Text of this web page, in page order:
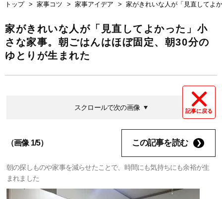
トップ 家事コツ 家事アイデア 家がきれいな人が「見直してよ
家がきれいな人が「見直してよかった」小
さな家事。朝ごはんはほぼ固定、朝30分の
ゆとりが生まれた
記事に戻る
スクロールで次の画像
（画像 1/5） この記事を読む
朝の探しものや家事を減らせたことで、時間にも気持ちにも余裕が生
まれました